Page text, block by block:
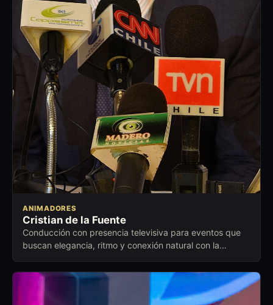
ANIMADORES
Cristian de la Fuente
Conducción con presencia televisiva para eventos que
buscan elegancia, ritmo y conexión natural con la